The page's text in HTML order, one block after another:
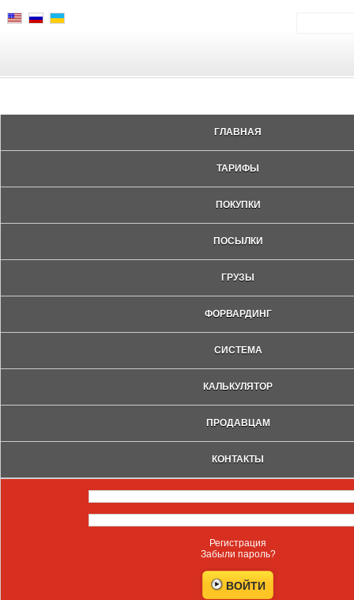
ГЛАВНАЯ
ТАРИФЫ
ПОКУПКИ
ПОСЫЛКИ
ГРУЗЫ
ФОРВАРДИНГ
СИСТЕМА
КАЛЬКУЛЯТОР
ПРОДАВЦАМ
КОНТАКТЫ
Регистрация
Забыли пароль?